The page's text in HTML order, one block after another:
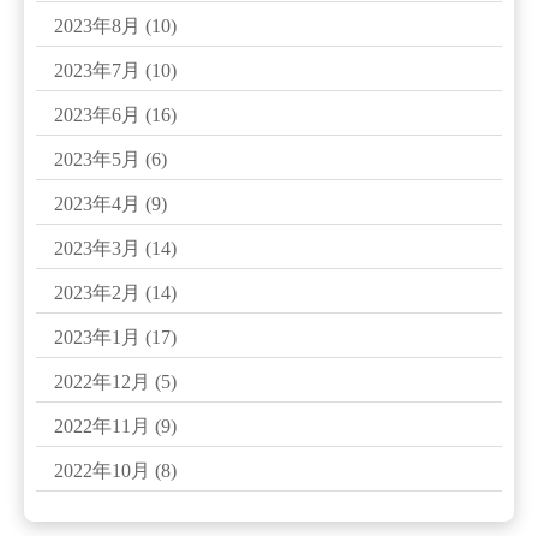
2023年8月 (10)
2023年7月 (10)
2023年6月 (16)
2023年5月 (6)
2023年4月 (9)
2023年3月 (14)
2023年2月 (14)
2023年1月 (17)
2022年12月 (5)
2022年11月 (9)
2022年10月 (8)